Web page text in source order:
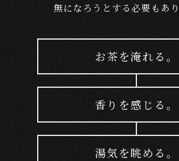
無になろうとする必要もあり
お茶を淹れる。
香りを感じる。
湯気を眺める。